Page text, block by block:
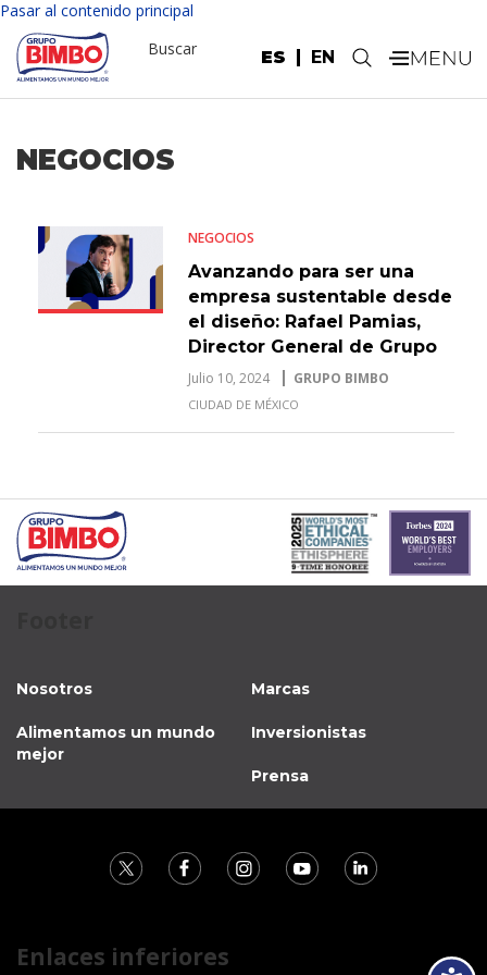
Nota:
este
sitio
web
incluye
Pasar al contenido principal
ES EN
Buscar .
NEGOCIOS
NEGOCIOS
Avanzando para ser una
empresa sustentable desde
el diseño: Rafael Pamias,
Director General de Grupo
Bimbo
Julio 10, 2024 GRUPO BIMBO
CIUDAD DE MÉXICO
Nosotros
Alimentamos un mundo
mejor
Marcas
Inversionistas
Prensa
Enlaces inferiores